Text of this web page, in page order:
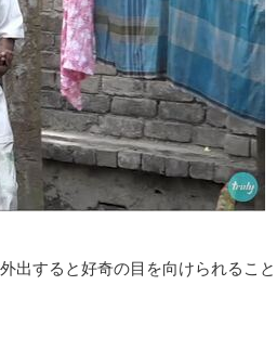
出すると好奇の目を向けられること